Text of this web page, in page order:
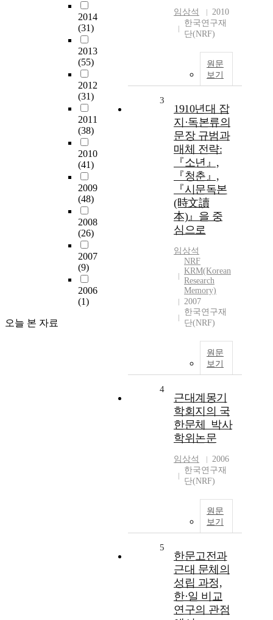
2014
(31)
2013
(55)
2012
(31)
2011
(38)
2010
(41)
2009
(48)
2008
(26)
2007
(9)
2006
(1)
오늘 본 자료
임상석
2010
한국연구재
단(NRF)
원문
보기
3
1910년대 잡
지·독본류의
문장 규범과
매체 전략:
『소년』,
『청춘』,
『시문독본
(時文讀
本)』을 중
심으로
임상석
NRF
KRM(Korean
Research
Memory)
2007
한국연구재
단(NRF)
원문
보기
4
근대계몽기
학회지의 국
한문체_박사
학위논문
임상석
2006
한국연구재
단(NRF)
원문
보기
5
한문고전과
근대 문체의
성립 과정,
한·일 비교
연구의 관점